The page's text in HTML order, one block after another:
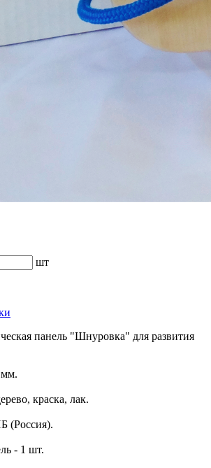
шт
панель "Шнуровка" для развития
мм.
краска, лак.
(Россия).
- 1 шт.